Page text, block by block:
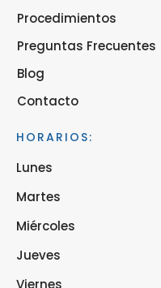
Procedimientos
Preguntas Frecuentes
Blog
Contacto
HORARIOS:
Lunes
Martes
Miércoles
Jueves
Viernes